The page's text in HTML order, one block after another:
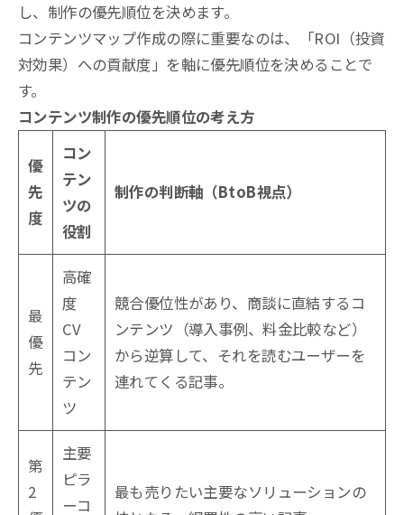
し、制作の優先順位を決めます。
コンテンツマップ作成の際に重要なのは、「ROI（投資
対効果）への貢献度」を軸に優先順位を決めることで
す。
コンテンツ制作の優先順位の考え方
優
先
度
コン
テン
ツの
役割
制作の判断軸（BtoB視点）
最
優
先
高確
度
CV
コン
テン
ツ
競合優位性があり、商談に直結するコ
ンテンツ（導入事例、料金比較など）
から逆算して、それを読むユーザーを
連れてくる記事。
第
2
主要
ピラ
ーコ
最も売りたい主要なソリューションの